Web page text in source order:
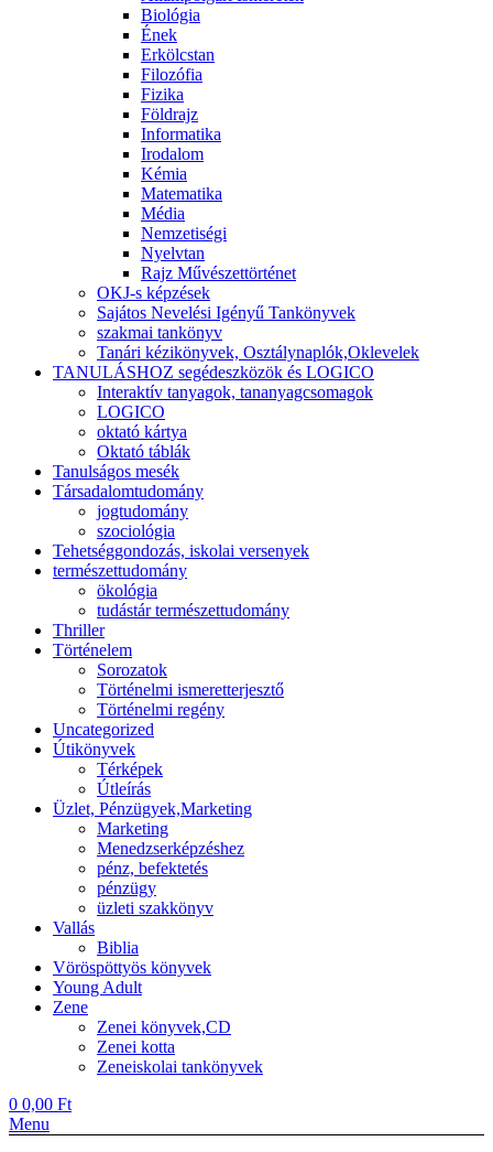
Biológia
Ének
Erkölcstan
Filozófia
Fizika
Földrajz
Informatika
Irodalom
Kémia
Matematika
Média
Nemzetiségi
Nyelvtan
Rajz Művészettörténet
OKJ-s képzések
Sajátos Nevelési Igényű Tankönyvek
szakmai tankönyv
Tanári kézikönyvek, Osztálynaplók,Oklevelek
TANULÁSHOZ segédeszközök és LOGICO
Interaktív tanyagok, tananyagcsomagok
LOGICO
oktató kártya
Oktató táblák
Tanulságos mesék
Társadalomtudomány
jogtudomány
szociológia
Tehetséggondozás, iskolai versenyek
természettudomány
ökológia
tudástár természettudomány
Thriller
Történelem
Sorozatok
Történelmi ismeretterjesztő
Történelmi regény
Uncategorized
Útikönyvek
Térképek
Útleírás
Üzlet, Pénzügyek,Marketing
Marketing
Menedzserképzéshez
pénz, befektetés
pénzügy
üzleti szakkönyv
Vallás
Biblia
Vöröspöttyös könyvek
Young Adult
Zene
Zenei könyvek,CD
Zenei kotta
Zeneiskolai tankönyvek
0 0,00 Ft
Menu